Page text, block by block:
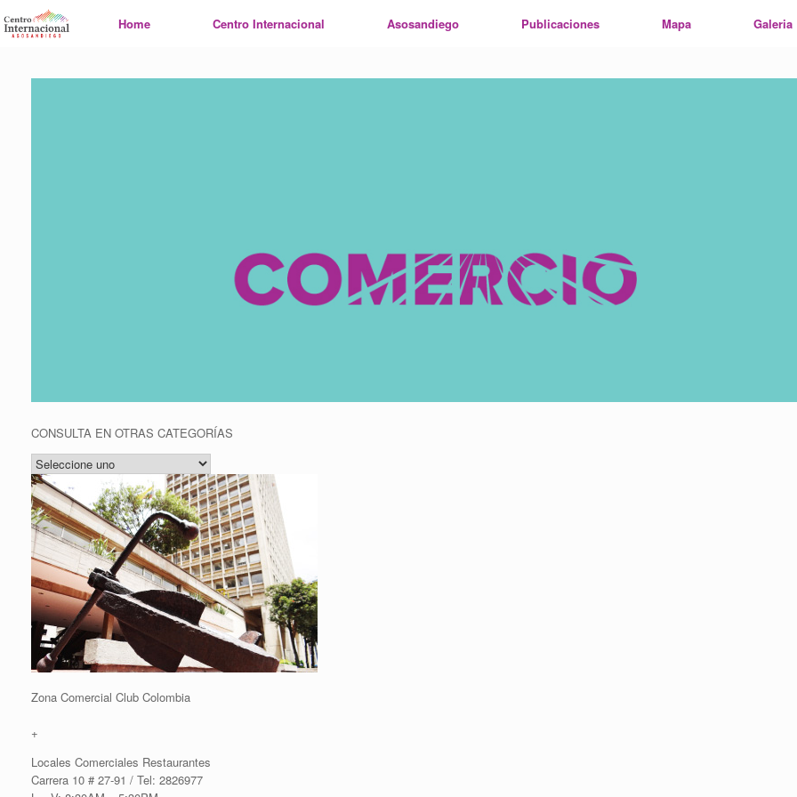
al
contenido
Home Centro Internacional Asosandiego Publicaciones Mapa Galeria
CONSULTA EN OTRAS CATEGORÍAS
Zona Comercial Club Colombia
+
Locales Comerciales Restaurantes
Carrera 10 # 27-91 / Tel: 2826977